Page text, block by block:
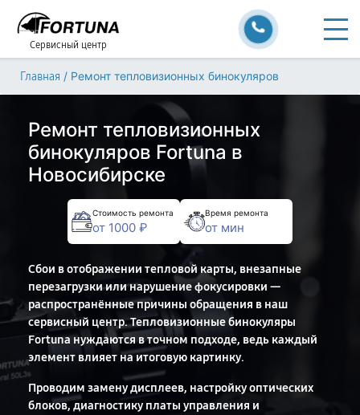
Сервисный центр
Главная / Ремонт тепловизионных бинокуляров
Ремонт тепловизионных
бинокуляров Fortuna в
Новосибирске
Стоимость ремонта
от 1000 ₽
Время ремонта
от мин
Сбои в отображении тепловой карты, внезапные
перезагрузки или нарушение фокусировки —
распространённые причины обращения в наш
сервисный центр. Тепловизионные бинокуляры
Fortuna нуждаются в точном подходе, ведь каждый
элемент влияет на итоговую картинку.
Проводим замену дисплеев, настройку оптических
блоков, диагностику платы управления и